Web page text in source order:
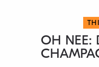
OH NEE: